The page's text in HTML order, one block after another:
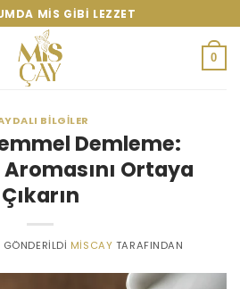
MIS GIBI LEZZET
0
BILGILER
Demleme:
Ortaya
Çıkarın
GÖNDERILDI MISCAY TARAFINDAN